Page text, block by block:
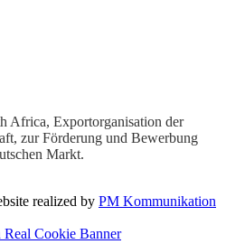
Africa, Exportorganisation der
zur Förderung und Bewerbung
Markt.
realized by PM Kommunikation
Cookie Banner